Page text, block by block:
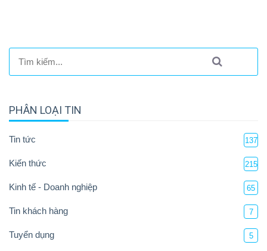
PHÂN LOẠI TIN
Tin tức 137
Kiến thức 215
Kinh tế - Doanh nghiệp 65
Tin khách hàng 7
Tuyển dụng 5